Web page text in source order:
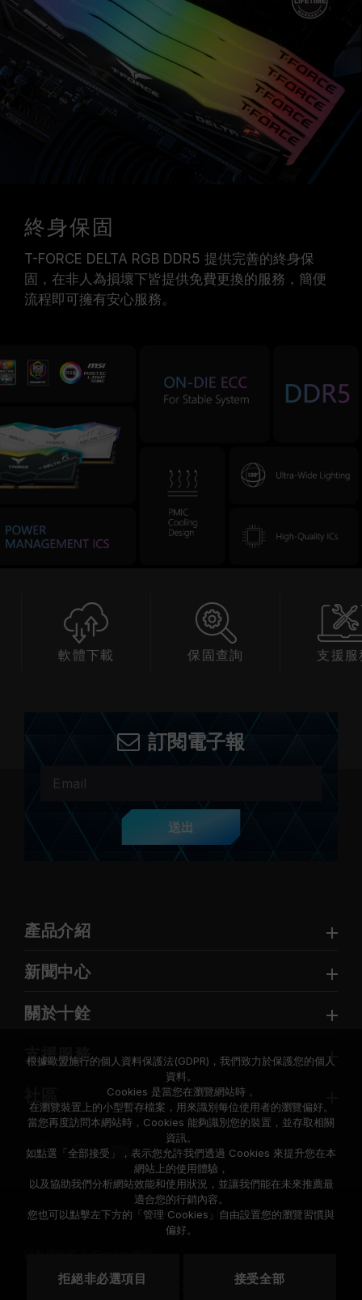
終身保固
T-FORCE DELTA RGB DDR5 提供完善的終身保
固，在非人為損壞下皆提供免費更換的服務，簡便
流程即可擁有安心服務。
保固查詢 支援服務 相
訂閱電子報
送出
產品介紹
新聞中心
關於十銓
支援服務
© 2026 Team Group Inc. All Rights Reserved.
美國
根據歐盟施行的個人資料保護法(GDPR)，我們致力於保護您的個人
資料。
Cookies 是當您在瀏覽網站時，
在瀏覽裝置上的小型暫存檔案，用來識別每位使用者的瀏覽偏好。
當您再度訪問本網站時，Cookies 能夠識別您的裝置，並存取相關
資訊。
如點選「全部接受」，表示您允許我們透過 Cookies 來提升您在本
網站上的使用體驗，
以及協助我們分析網站效能和使用狀況，並讓我們能在未來推薦最
適合您的行銷內容。
您也可以點擊左下方的「管理 Cookies」自由設置您的瀏覽習慣與
偏好。
拒絕非必選項目 接受全部